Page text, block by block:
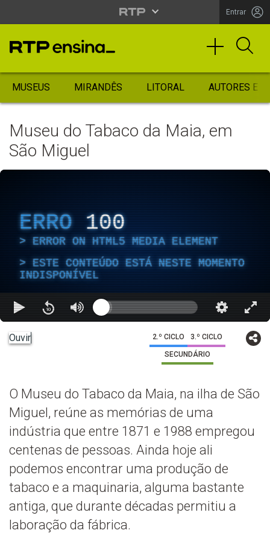
Entrar
MUSEUS MIRANDÊS LITORAL AUTORES
Museu do Tabaco da Maia, em
São Miguel
ERRO 100
ERROR ON HTML5 MEDIA ELEMENT
ESTE CONTEÚDO ESTÁ NESTE MOMENTO
INDISPONÍVEL
Ouvir 2.º CICLO 3.º CICLO
SECUNDÁRIO
O Museu do Tabaco da Maia, na ilha de São
Miguel, reúne as memórias de uma
indústria que entre 1871 e 1988 empregou
centenas de pessoas. Ainda hoje ali
podemos encontrar uma produção de
tabaco e a maquinaria, alguma bastante
antiga, que durante décadas permitiu a
laboração da fábrica.